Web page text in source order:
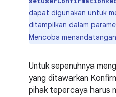
dapat digunakan untuk
ditampilkan dalam
Mencoba
Untuk sepenuhnya
yang ditawarkan
pihak tepercaya harus